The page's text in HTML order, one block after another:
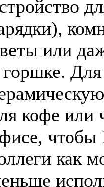
или
горшке.
кофе или
как